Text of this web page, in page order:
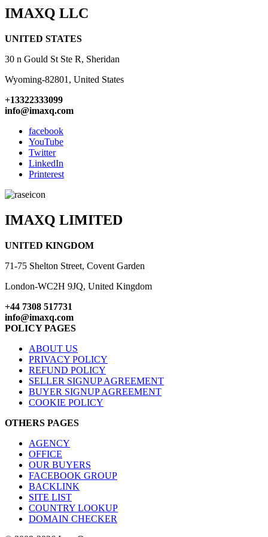
IMAXQ LLC
UNITED STATES
30 n Gould St Ste R, Sheridan
Wyoming-82801, United States
+13322333099
info@imaxq.com
facebook
YouTube
Twitter
LinkedIn
Printerest
IMAXQ LIMITED
UNITED KINGDOM
71-75 Shelton Street, Covent Garden
London-WC2H 9JQ, United Kingdom
+44 7308 517731
info@imaxq.com
POLICY PAGES
ABOUT US
PRIVACY POLICY
REFUND POLICY
SELLER SIGNUP AGREEMENT
BUYER SIGNUP AGREEMENT
COOKIE POLICY
OTHERS PAGES
AGENCY
OFFICE
OUR BUYERS
FACEBOOK GROUP
BACKLINK
SITE LIST
COUNTRY LOOKUP
DOMAIN CHECKER